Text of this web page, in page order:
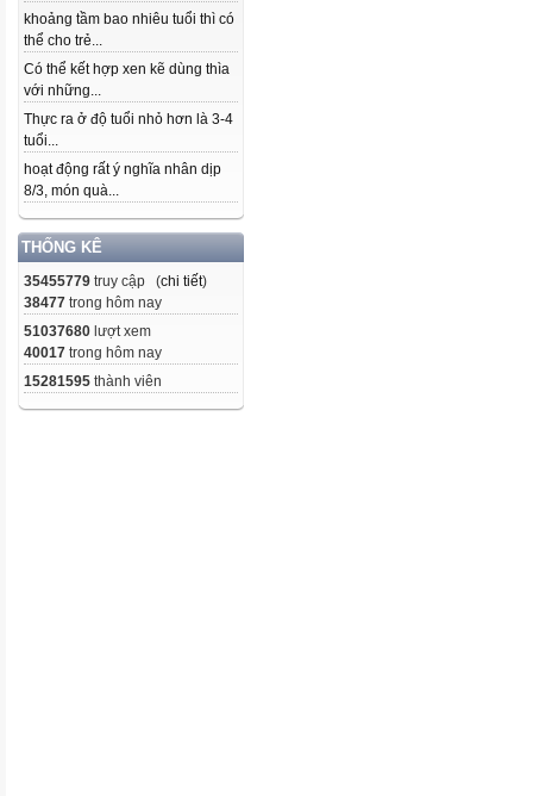
khoảng tầm bao nhiêu tuổi thì có
thể cho trẻ...
Có thể kết hợp xen kẽ dùng thìa
với những...
Thực ra ở độ tuổi nhỏ hơn là 3-4
tuổi...
hoạt động rất ý nghĩa nhân dịp
8/3, món quà...
THỐNG KÊ
35455779 truy cập (chi tiết)
38477 trong hôm nay
51037680 lượt xem
40017 trong hôm nay
15281595 thành viên